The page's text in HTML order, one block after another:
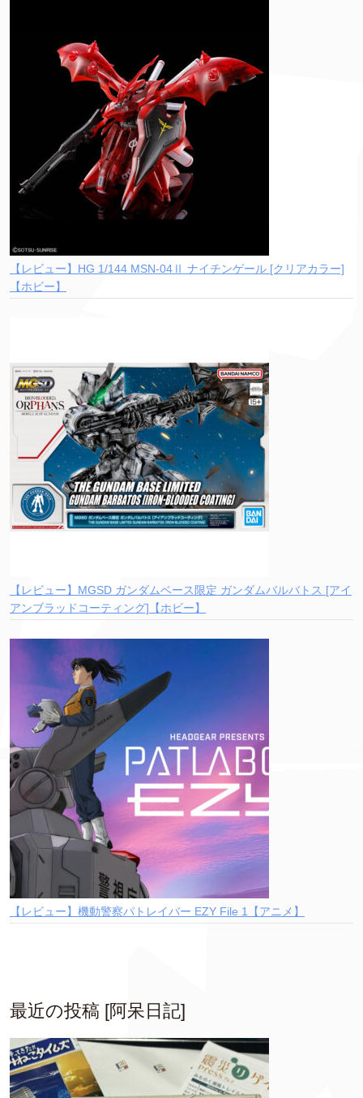
【レビュー】HG 1/144 MSN-04Ⅱ ナイチンゲール [クリアカラー]
【ホビー】
【レビュー】MGSD ガンダムベース限定 ガンダムバルバトス [アイ
アンブラッドコーティング]【ホビー】
【レビュー】機動警察パトレイバー EZY File 1【アニメ】
最近の投稿 [阿呆日記]